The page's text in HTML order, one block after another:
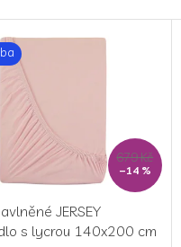
679 Kč
–14 %
JERSEY
s lycrou 140x200 cm